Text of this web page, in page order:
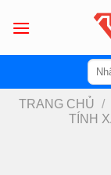
Tìm
kiếm:
TRANG CHỦ /
TÍNH